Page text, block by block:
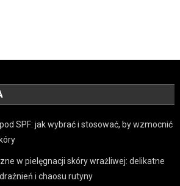
SPF: jak wybrać i stosować, by wzmocnić
w pielęgnacji skóry wrażliwej: delikatne
i chaosu rutyny